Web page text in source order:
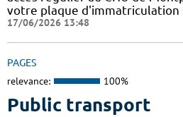
votre plaque d'immatriculation
17/06/2026 13:48
PAGES
relevance: 100%
Public transport